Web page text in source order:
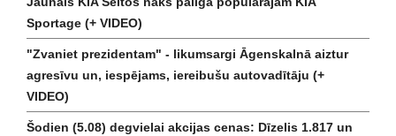
Sportage (+ VIDEO)
"Zvaniet prezidentam" - likumsargi Āgenskalnā aiztur
agresīvu un, iespējams, iereibušu autovadītāju (+
VIDEO)
Šodien (5.08) degvielai akcijas cenas: Dīzelis 1.817 un